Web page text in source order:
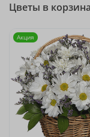
Цветы в
Акция